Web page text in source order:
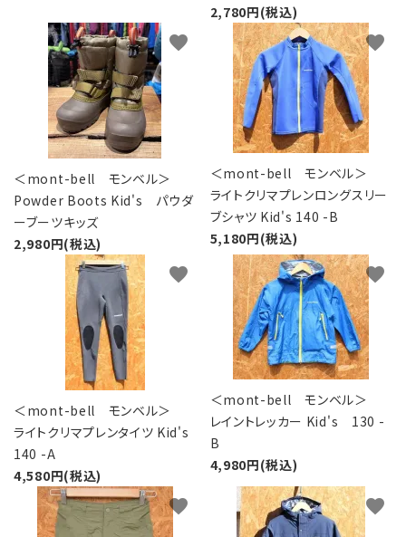
2,780円(税込)
＜mont-bell モンベル＞
Powder Boots Kid's パウダ
ーブーツキッズ
2,980円(税込)
favorite
＜mont-bell モンベル＞
ライトクリマプレンロングスリー
ブシャツ Kid's 140 -B
5,180円(税込)
favorite
＜mont-bell モンベル＞
ライトクリマプレンタイツ Kid's
140 -A
4,580円(税込)
favorite
＜mont-bell モンベル＞
レイントレッカー Kid's 130 -
B
4,980円(税込)
favorite
favorite favorite